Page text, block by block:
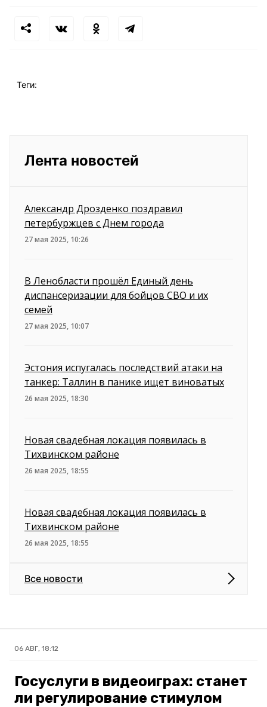
Теги:
Лента новостей
Александр Дрозденко поздравил
петербуржцев с Днем города
27 мая 2025, 10:26
В Ленобласти прошёл Единый день
диспансеризации для бойцов СВО и их
семей
27 мая 2025, 10:07
Эстония испугалась последствий атаки на
танкер: Таллин в панике ищет виноватых
26 мая 2025, 18:30
Новая свадебная локация появилась в
Тихвинском районе
26 мая 2025, 18:55
Новая свадебная локация появилась в
Тихвинском районе
26 мая 2025, 18:55
Все новости
06 АВГ, 18:12
Госуслуги в видеоиграх: станет
ли регулирование стимулом